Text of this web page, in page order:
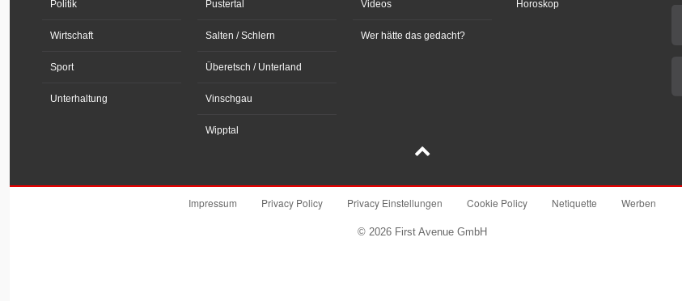
Politik
Wirtschaft
Sport
Unterhaltung
Pustertal
Salten / Schlern
Überetsch / Unterland
Vinschgau
Wipptal
Videos
Wer hätte das gedacht?
Horoskop
Impressum Privacy Policy Privacy Einstellungen Cookie Policy Netiquette Werben
© 2026 First Avenue GmbH